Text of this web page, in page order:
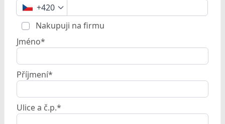
+420
Nakupuji na firmu
Jméno*
Příjmení*
Ulice a č.p.*